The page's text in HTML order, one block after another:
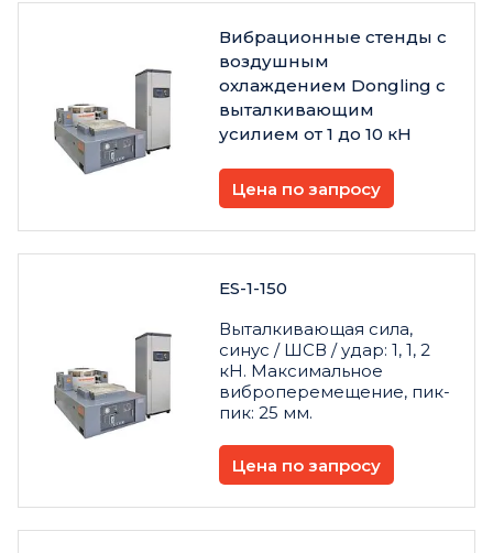
Вибрационные стенды с
воздушным
охлаждением Dongling с
выталкивающим
усилием от 1 до 10 кН
Цена по запросу
ES-1-150
Выталкивающая сила,
синус / ШСВ / удар: 1, 1, 2
кН. Максимальное
виброперемещение, пик-
пик: 25 мм.
Цена по запросу